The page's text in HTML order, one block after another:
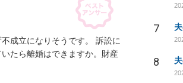
成立になりそうです。 訴訟に
たら離婚はできますか。財産
7
8